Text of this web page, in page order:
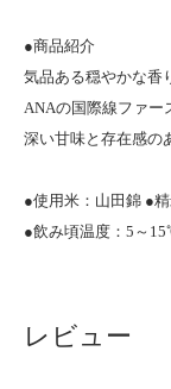
●商品紹介
気品ある穏やかな香
ANAの国際線ファー
深い甘味と存在感の
●使用米：山田錦 ●
●飲み頃温度：5～
レビュー